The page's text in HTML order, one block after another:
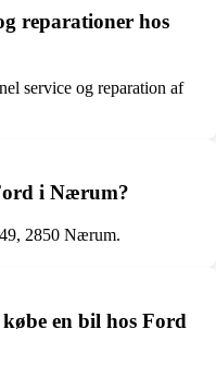
reparationer hos
service og reparation af
i Nærum?
2850 Nærum.
en bil hos Ford